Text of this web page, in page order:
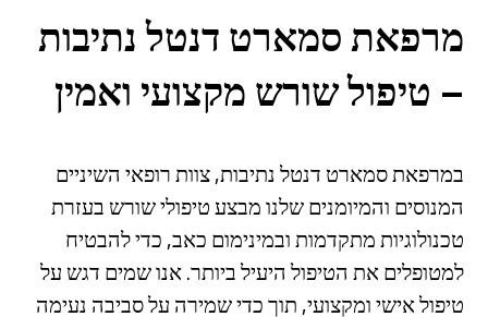
מרפאת סמארט דנטל נתיבות
– טיפול שורש מקצועי ואמין
במרפאת סמארט דנטל נתיבות, צוות רופאי השיניים
המנוסים והמיומנים שלנו מבצע טיפולי שורש בעזרת
טכנולוגיות מתקדמות ובמינימום כאב, כדי להבטיח
למטופלים את הטיפול היעיל ביותר. אנו שמים דגש על
טיפול אישי ומקצועי, תוך כדי שמירה על סביבה נעימה